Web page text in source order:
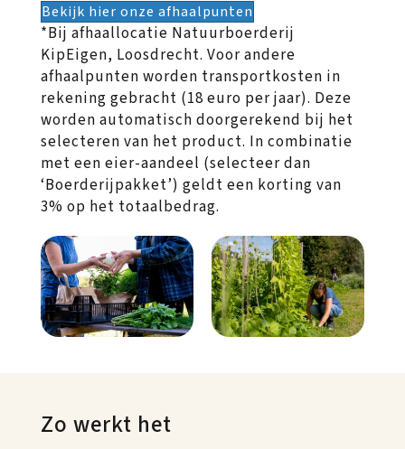
Bekijk hier onze afhaalpunten
*Bij afhaallocatie Natuurboerderij
KipEigen, Loosdrecht. Voor andere
afhaalpunten worden transportkosten in
rekening gebracht (18 euro per jaar). Deze
worden automatisch doorgerekend bij het
selecteren van het product. In combinatie
met een eier-aandeel (selecteer dan
‘Boerderijpakket’) geldt een korting van
3% op het totaalbedrag.
Zo werkt het